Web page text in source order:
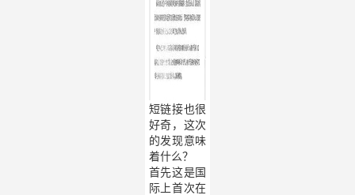
短链接也很
好奇，这次
的发现意味
着什么？
首先这是国
际上首次在